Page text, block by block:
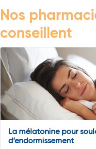
Nos
conseillent
La mélatonine pour
d’endormissement